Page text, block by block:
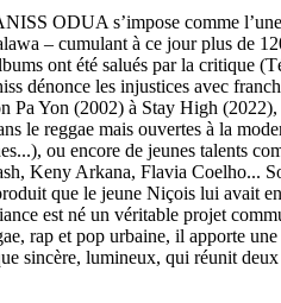
ODUA s’impose comme
– cumulant à ce jour plus de
ont été salués par la
dénonce les injustices avec
Pa Yon (2002) à Stay High
le reggae mais ouvertes à la
ou encore de jeunes talents
Keny Arkana, Flavia Coelho...
que le jeune Niçois lui avait
est né un véritable projet
rap et pop urbaine, il apporte
sincère, lumineux, qui réunit